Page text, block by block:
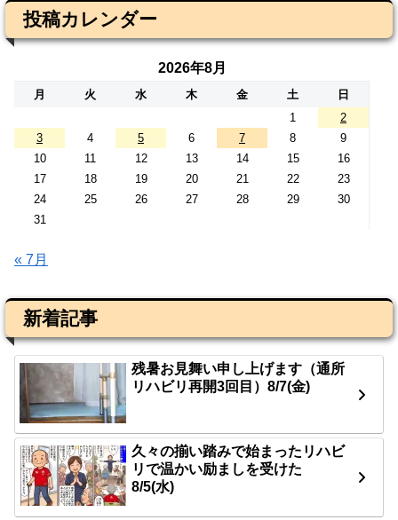
投稿カレンダー
2026年8月
月 火 水 木 金 土
日
1
2
3
4 5 6 7 8
9
10
11 12 13 14 15
16
17
18 19 20 21 22
23
24
25 26 27 28 29
30
31
« 7月
新着記事
残暑お見舞い申し上げます（通所
リハビリ再開3回目）8/7(金)
久々の揃い踏みで始まったリハビ
リで温かい励ましを受けた
8/5(水)